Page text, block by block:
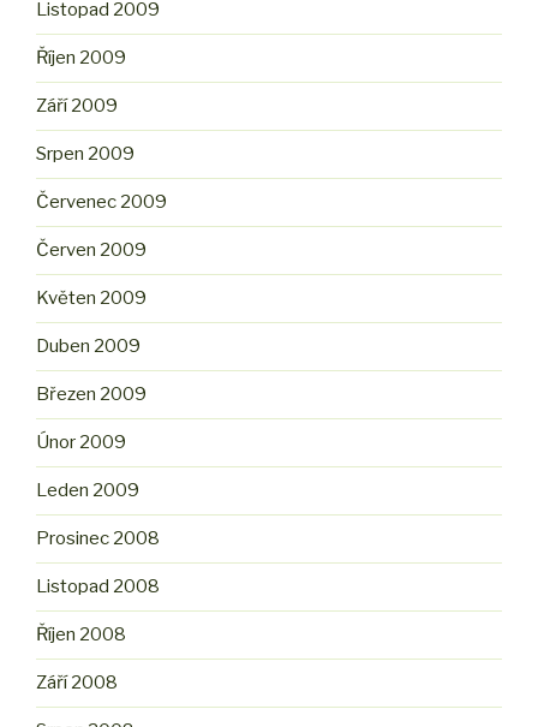
Listopad 2009
Říjen 2009
Září 2009
Srpen 2009
Červenec 2009
Červen 2009
Květen 2009
Duben 2009
Březen 2009
Únor 2009
Leden 2009
Prosinec 2008
Listopad 2008
Říjen 2008
Září 2008